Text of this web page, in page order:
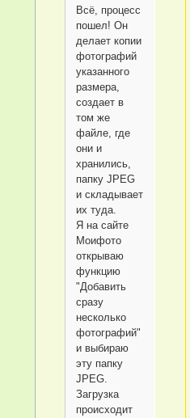
Всё, процесс
пошел! Он
делает копии
фотографий
указанного
размера,
создает в
том же
файле, где
они и
хранились,
папку JPEG
и складывает
их туда.
Я на сайте
Моифото
открываю
функцию
"Добавить
сразу
несколько
фотографий"
и выбираю
эту папку
JPEG.
Загрузка
происходит